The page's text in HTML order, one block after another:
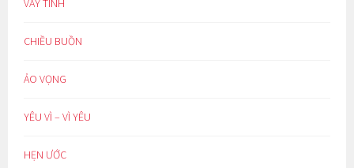
VAY TÌNH
CHIỀU BUỒN
ẢO VỌNG
YÊU VÌ – VÌ YÊU
HẸN ƯỚC